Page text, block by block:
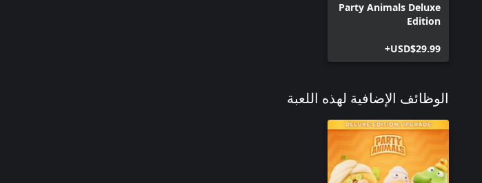
Party Animals Deluxe
Edition
USD$29.99+
الوظائف الإضافية لهذه اللعبة